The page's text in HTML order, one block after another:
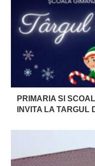
PRIMARIA SI
INVITA LA TARGUL